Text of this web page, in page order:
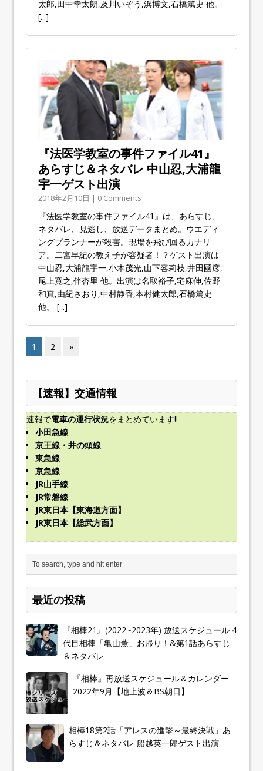
太郎,田中幸太朗,及川いぞう,浜博文,石橋篤史 他。
[...]
『法医学教室の事件ファイル41』
あらすじ＆ネタバレ 中山忍,大浦龍
宇一ゲスト出演
2018年2月10日 | 0 Comments
『法医学教室の事件ファイル41』は、あらすじ、
ネタバレ、見逃し、放送データまとめ。ウエディ
ングプランナーが殺害。現場を飛び回るカナリ
ア。二宮早紀の教え子が容疑者！？ゲスト出演は
中山忍,大浦龍宇一,小木茂光,山下容莉枝,井田國彦,
尾上寛之,伴杏里 他。出演は名取裕子,宅麻伸,佐野
和真,由紀さおり,中村静香,本村健太郎,石橋篤史
他。 [...]
1 2 »
【速報】交通情報
速報で電車の運行状況をまとめています!!
小田急線
京王線・井の頭線
東急線
京急線
JR山手線
JR常磐線
JR東日本【東海道方面】
JR東日本【総武方面】
最近の投稿
『相棒21』(2022~2023年) 放送スケジュール 4
代目相棒「亀山薫」お帰り！&第1話あらすじ
＆ネタバレ
『相棒』再放送スケジュール＆カレンダー
2022年9月【地上波＆BS朝日】
相棒18第2話「アレスの進撃～最終決戦」あ
らすじ＆ネタバレ 船越英一郎ゲスト出演